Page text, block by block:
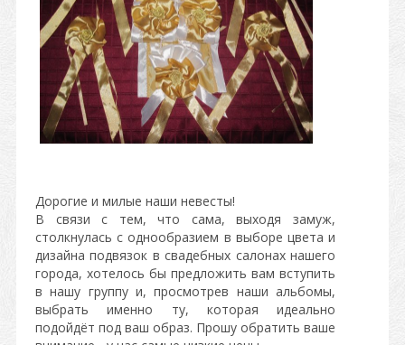
Дорогие и милые наши невесты!
В связи с тем, что сама, выходя замуж,
столкнулась с однообразием в выборе цвета и
дизайна подвязок в свадебных салонах нашего
города, хотелось бы предложить вам вступить
в нашу группу и, просмотрев наши альбомы,
выбрать именно ту, которая идеально
подойдёт под ваш образ. Прошу обратить ваше